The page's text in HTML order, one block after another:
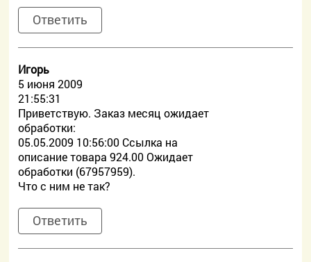
Ответить
Игорь
5 июня 2009
21:55:31
Приветствую. Заказ месяц ожидает
обработки:
05.05.2009 10:56:00 Ссылка на
описание товара 924.00 Ожидает
обработки (67957959).
Что с ним не так?
Ответить